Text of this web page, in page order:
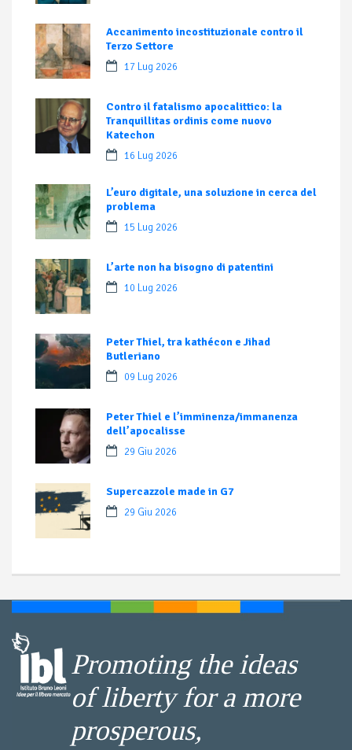
Accanimento incostituzionale contro il
Terzo Settore
17 Lug 2026
Contro il fatalismo apocalittico: la
Tranquillitas ordinis come nuovo
Katechon
16 Lug 2026
L’euro digitale, una soluzione in cerca del
problema
15 Lug 2026
L’arte non ha bisogno di patentini
10 Lug 2026
Peter Thiel, tra kathécon e Jihad
Butleriano
09 Lug 2026
Peter Thiel e l’imminenza/immanenza
dell’apocalisse
29 Giu 2026
Supercazzole made in G7
29 Giu 2026
Promoting the ideas
of liberty for a more
prosperous,